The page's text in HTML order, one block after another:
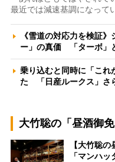
最近では減速基調になって
《雪道の対応力を検証
ー」の真価 「ターボ」
乗り込むと同時に「これ
た 「日産ルークス」さ
大竹聡の「昼酒御免
【大竹聡
「マンハ